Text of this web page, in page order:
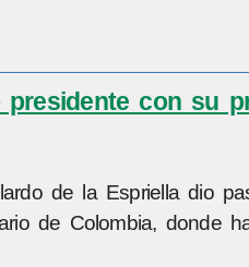
con su
de la Espriella dio
de Colombia, donde